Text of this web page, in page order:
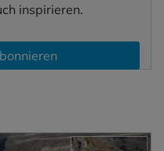
inspirieren.